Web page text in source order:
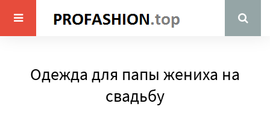
Одежда для папы жениха на
свадьбу